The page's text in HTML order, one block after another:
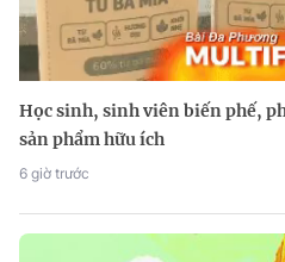
Học sinh, sinh viên biến phế,
sản phẩm hữu ích
6 giờ trước